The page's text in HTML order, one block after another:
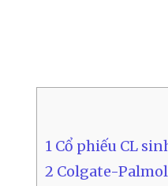
1 Cổ phiếu CL
2 Colgate-